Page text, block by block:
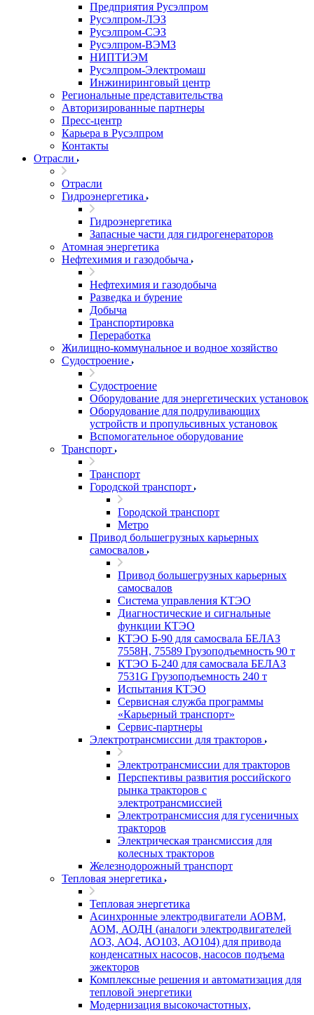
Предприятия Русэлпром
Русэлпром-ЛЭЗ
Русэлпром-СЭЗ
Русэлпром-ВЭМЗ
НИПТИЭМ
Русэлпром-Электромаш
Инжиниринговый центр
Региональные представительства
Авторизированные партнеры
Пресс-центр
Карьера в Русэлпром
Контакты
Отрасли
Отрасли
Гидроэнергетика
Гидроэнергетика
Запасные части для гидрогенераторов
Атомная энергетика
Нефтехимия и газодобыча
Нефтехимия и газодобыча
Разведка и бурение
Добыча
Транспортировка
Переработка
Жилищно-коммунальное и водное хозяйство
Судостроение
Судостроение
Оборудование для энергетических установок
Оборудование для подруливающих
устройств и пропульсивных установок
Вспомогательное оборудование
Транспорт
Транспорт
Городской транспорт
Городской транспорт
Метро
Привод большегрузных карьерных
самосвалов
Привод большегрузных карьерных
самосвалов
Система управления КТЭО
Диагностические и сигнальные
функции КТЭО
КТЭО Б-90 для самосвала БЕЛАЗ
7558H, 75589 Грузоподъемность 90 т
КТЭО Б-240 для самосвала БЕЛАЗ
7531G Грузоподъемность 240 т
Испытания КТЭО
Сервисная служба программы
«Карьерный транспорт»
Сервис-партнеры
Электротрансмиссии для тракторов
Электротрансмиссии для тракторов
Перспективы развития российского
рынка тракторов с
электротрансмиссией
Электротрансмиссия для гусеничных
тракторов
Электрическая трансмиссия для
колесных тракторов
Железнодорожный транспорт
Тепловая энергетика
Тепловая энергетика
Асинхронные электродвигатели АОВМ,
АОМ, АОДН (аналоги электродвигателей
АО3, АО4, АО103, АО104) для привода
конденсатных насосов, насосов подъема
эжекторов
Комплексные решения и автоматизация для
тепловой энергетики
Модернизация высокочастотных,